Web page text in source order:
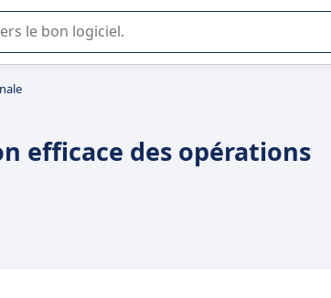
de logiciel SaaS en entreprise.
efficace des opérations